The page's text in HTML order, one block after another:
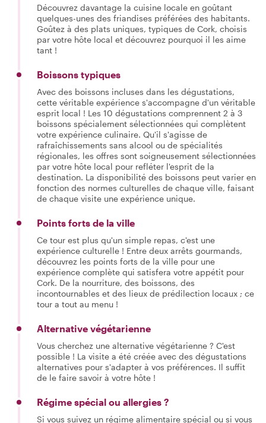
Découvrez davantage la cuisine locale en goûtant
quelques-unes des friandises préférées des habitants.
Goûtez à des plats uniques, typiques de Cork, choisis
par votre hôte local et découvrez pourquoi il les aime
tant !
Boissons typiques
Avec des boissons incluses dans les dégustations,
cette véritable expérience s'accompagne d'un véritable
esprit local ! Les 10 dégustations comprennent 2 à 3
boissons spécialement sélectionnées qui complètent
votre expérience culinaire. Qu'il s'agisse de
rafraîchissements sans alcool ou de spécialités
régionales, les offres sont soigneusement sélectionnées
par votre hôte local pour refléter l'esprit de la
destination. La disponibilité des boissons peut varier en
fonction des normes culturelles de chaque ville, faisant
de chaque visite une expérience unique.
Points forts de la ville
Ce tour est plus qu'un simple repas, c'est une
expérience culturelle ! Entre deux arrêts gourmands,
découvrez les points forts de la ville pour une
expérience complète qui satisfera votre appétit pour
Cork. De la nourriture, des boissons, des
incontournables et des lieux de prédilection locaux ; ce
tour a tout au menu !
Alternative végétarienne
Vous cherchez une alternative végétarienne ? C'est
possible ! La visite a été créée avec des dégustations
alternatives pour s'adapter à vos préférences. Il suffit
de le faire savoir à votre hôte !
Régime spécial ou allergies ?
Si vous suivez un régime alimentaire spécial ou si vous